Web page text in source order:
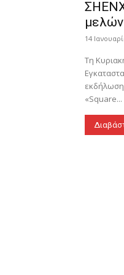
μελών
14
Τη
εκδήλωση
«Square...